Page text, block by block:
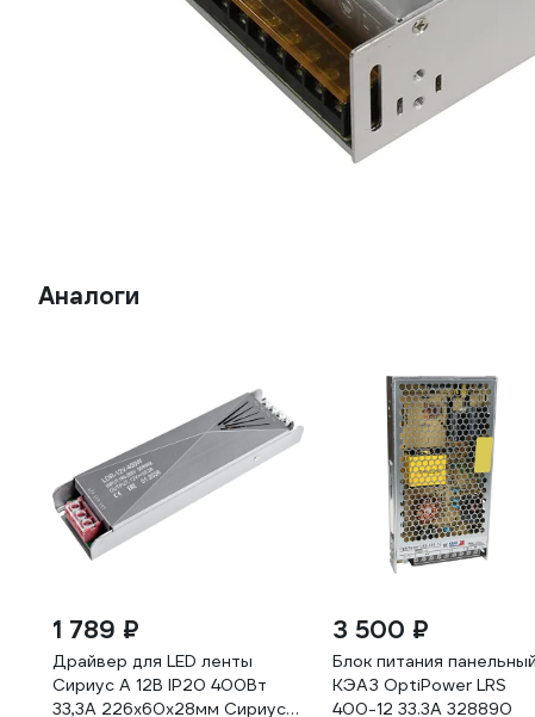
Аналоги
1 789 ₽
Драйвер для LED ленты
Сириус А 12В IP20 400Вт
33,3А 226x60x28мм СириусА
3 500 ₽
Блок питания панельный
КЭАЗ OptiPower LRS
400-12 33.3A 328890